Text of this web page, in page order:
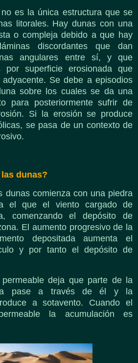
es la única estructura que se
litorales. Hay dunas con una
o compleja debido a que hay
discordantes que dan
angulares entre sí, y que
por superficie erosionada que
Se debe a episodios
sobre los cuales se da una
para posteriormente sufrir de
Si la erosión se produce
se pasa de un contexto de
dunas?
dunas comienza con una piedra
el que el viento cargado de
comenzando el depósito de
El aumento progresivo de la
depositada aumenta el
y por tanto el depósito de
deja que parte de la
pase a través de él y la
a sotavento. Cuando el
la acumulación es